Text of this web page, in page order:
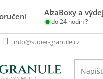
AlzaBoxy a
do 24 hodin ?
info@super-granule.cz